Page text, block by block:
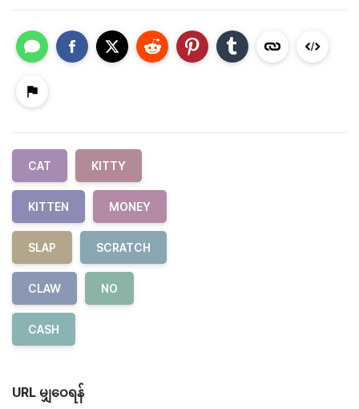
CAT KITTY
KITTEN MONEY
SLAP SCRATCH
CLAW NO
CASH
URL မျှဝေရန်